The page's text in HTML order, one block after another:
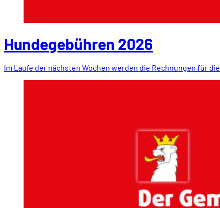
Hundegebühren 2026
Im Laufe der nächsten Wochen werden die Rechnungen für